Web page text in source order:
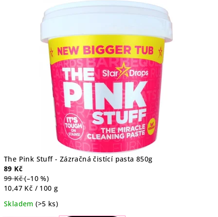
hvězdiček.
The Pink Stuff - Zázračná čistící pasta 850g
89 Kč
99 Kč (–10 %)
Měrná
10,47 Kč / 100 g
Skladem(>5 ks)